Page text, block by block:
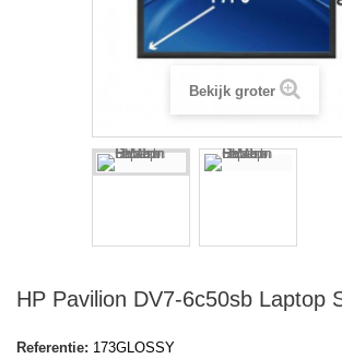
Bekijk groter
HP Pavilion DV7-6c50sb Laptop
Referentie: 173GLOSSY